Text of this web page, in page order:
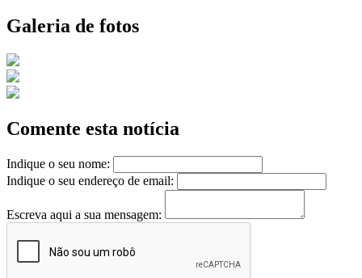
Galeria de fotos
Comente esta notícia
Indique o seu nome:
Indique o seu endereço de email:
Escreva aqui a sua mensagem: